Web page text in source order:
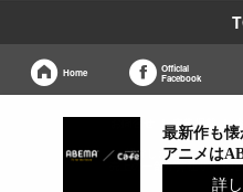
Home
Official
Facebook
広告掲載
紹介した商品/サービス
売上の一部が弊社サイト
最新作も懐
アニメは
詳